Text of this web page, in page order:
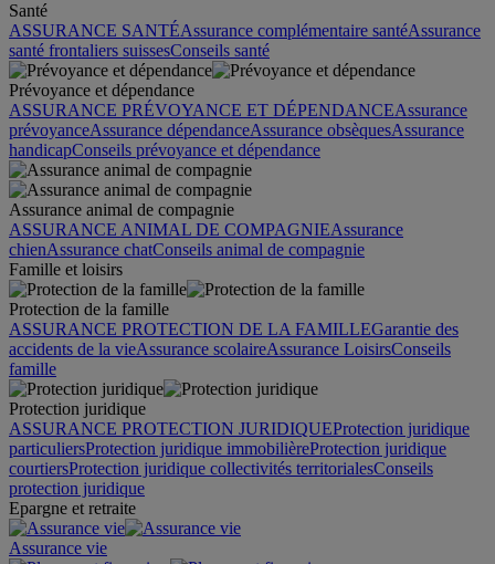
Santé
ASSURANCE SANTÉAssurance complémentaire santéAssurance
santé frontaliers suissesConseils santé
Prévoyance et dépendance
ASSURANCE PRÉVOYANCE ET DÉPENDANCEAssurance
prévoyanceAssurance dépendanceAssurance obsèquesAssurance
handicapConseils prévoyance et dépendance
Assurance animal de compagnie
ASSURANCE ANIMAL DE COMPAGNIEAssurance
chienAssurance chatConseils animal de compagnie
Famille et loisirs
Protection de la famille
ASSURANCE PROTECTION DE LA FAMILLEGarantie des
accidents de la vieAssurance scolaireAssurance LoisirsConseils
famille
Protection juridique
ASSURANCE PROTECTION JURIDIQUEProtection juridique
particuliersProtection juridique immobilièreProtection juridique
courtiersProtection juridique collectivités territorialesConseils
protection juridique
Epargne et retraite
Assurance vie